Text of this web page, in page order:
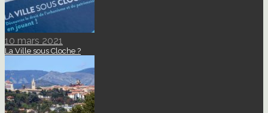
10 mars 2021
La Ville sous Cloche ?